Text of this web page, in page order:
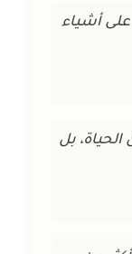
على أشياء
بل